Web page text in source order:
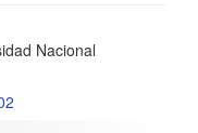
Nacional